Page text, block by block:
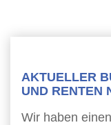
AKTUELLER
UND RENTEN
Wir haben